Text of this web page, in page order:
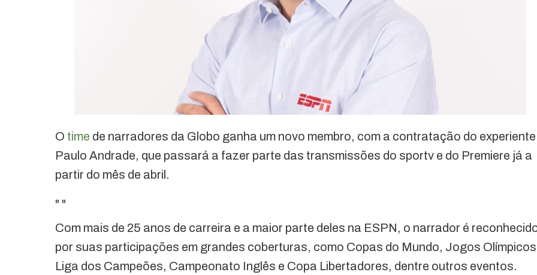
O time de narradores da Globo ganha um novo membro, com a contratação do experiente
Paulo Andrade, que passará a fazer parte das transmissões do sportv e do Premiere já a
partir do mês de abril.
" "
Com mais de 25 anos de carreira e a maior parte deles na ESPN, o narrador é
por suas participações em grandes coberturas, como Copas do Mundo, Jogos
Liga dos Campeões, Campeonato Inglês e Copa Libertadores, dentre outros eventos.